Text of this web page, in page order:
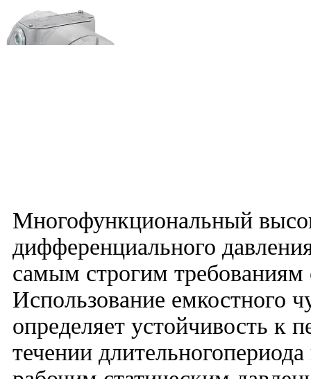
Многофункциональный
дифференциального
самым строгим
Использование емкостного
определяет устойчивость к
течении